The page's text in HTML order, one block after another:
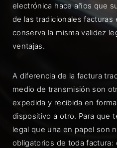
electrónica hace años que
de las tradicionales facturas
conserva la misma validez
ventajas.
A diferencia de la factura
medio de transmisión son
expedida y recibida en
dispositivo a otro. Para que
legal que una en papel son
obligatorios de toda factura: